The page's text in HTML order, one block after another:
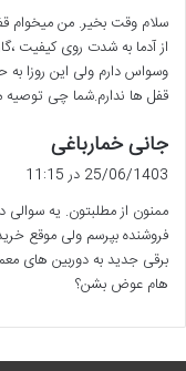
:
سلام وقت بخیر. من میخوام
از آدما به شدت روی کیفیت
وسواس دارم ولی این روزا
قفل ها ندارم.شما چی توصیه
جانی خمارباغی
ف
:
25/06/1403 در 11:15
ممنون از مطلبتون. یه سوالی
فروشنده بپرسم ولی موقع
برقی جدید به دوربین های
هام عوض بشن؟